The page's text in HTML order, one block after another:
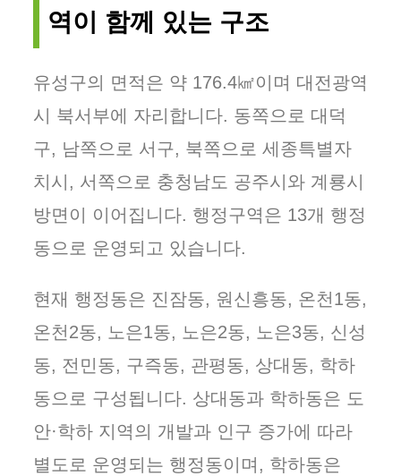
역이 함께 있는 구조
유성구의 면적은 약 176.4㎢이며 대전광역
시 북서부에 자리합니다. 동쪽으로 대덕
구, 남쪽으로 서구, 북쪽으로 세종특별자
치시, 서쪽으로 충청남도 공주시와 계룡시
방면이 이어집니다. 행정구역은 13개 행정
동으로 운영되고 있습니다.
현재 행정동은 진잠동, 원신흥동, 온천1동,
온천2동, 노은1동, 노은2동, 노은3동, 신성
동, 전민동, 구즉동, 관평동, 상대동, 학하
동으로 구성됩니다. 상대동과 학하동은 도
안·학하 지역의 개발과 인구 증가에 따라
별도로 운영되는 행정동이며, 학하동은